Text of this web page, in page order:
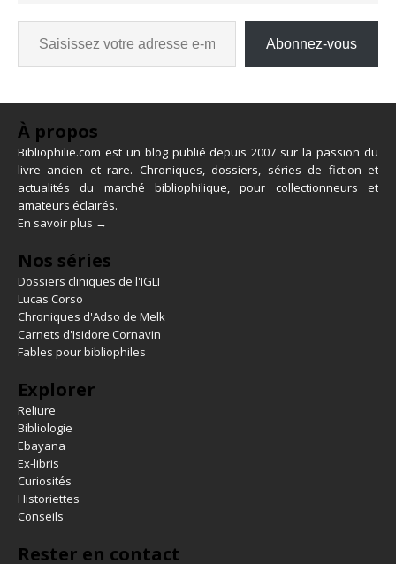
Abonnez-vous
À propos
Bibliophilie.com est un blog publié depuis 2007 sur la passion du
livre ancien et rare. Chroniques, dossiers, séries de fiction et
actualités du marché bibliophilique, pour collectionneurs et
amateurs éclairés.
En savoir plus →
Nos séries
Dossiers cliniques de l'IGLI
Lucas Corso
Chroniques d'Adso de Melk
Carnets d'Isidore Cornavin
Fables pour bibliophiles
Explorer
Reliure
Bibliologie
Ebayana
Ex-libris
Curiosités
Historiettes
Conseils
Rester en contact